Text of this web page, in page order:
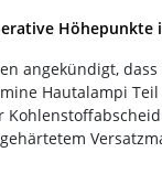
Höhepunkte
angekündigt, dass
Hautalampi